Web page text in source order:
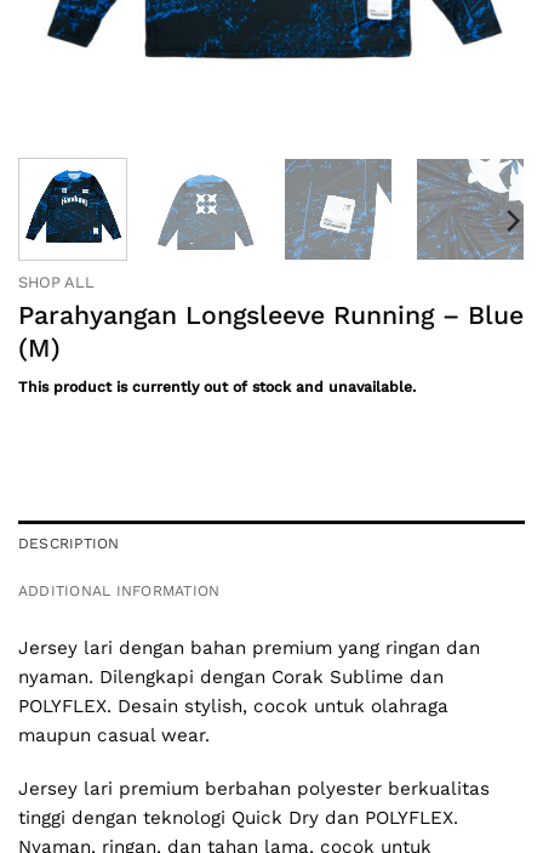
SHOP ALL
Parahyangan Longsleeve Running – Blue
(M)
This product is currently out of stock and unavailable.
DESCRIPTION
ADDITIONAL INFORMATION
Jersey lari dengan bahan premium yang ringan dan
nyaman. Dilengkapi dengan Corak Sublime dan
POLYFLEX. Desain stylish, cocok untuk olahraga
maupun casual wear.
Jersey lari premium berbahan polyester berkualitas
tinggi dengan teknologi Quick Dry dan POLYFLEX.
Nyaman, ringan, dan tahan lama, cocok untuk